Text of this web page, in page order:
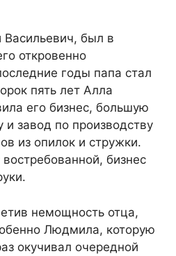
Васильевич, был в
откровенно
годы папа стал
пять лет Алла
его бизнес, большую
завод по производству
из опилок и стружки.
бизнес
немощность отца,
Людмила, которую
окучивал очередной